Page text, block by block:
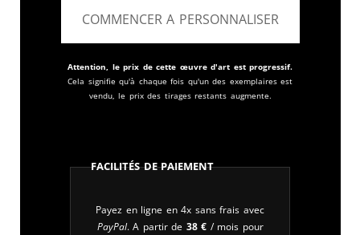
COMMENCER A PERSONNALISER
Attention, le prix de cette œuvre d'art est progressif.
Cela signifie qu'à chaque fois qu'un des exemplaires est
vendu, le prix des tirages restants augmente.
Facilités de paiement
Payez en ligne en 4x sans frais avec
PayPal. A partir de 38 € / mois pour